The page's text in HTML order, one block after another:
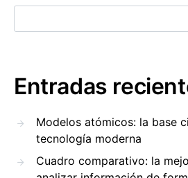
Entradas
Modelos atómicos: la base
tecnología moderna
Cuadro comparativo: la